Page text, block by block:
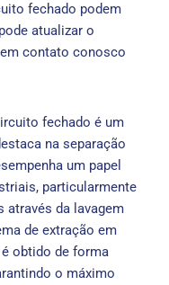
fechado podem
atualizar o
contato conosco
fechado é um
na separação
um papel
particularmente
através da lavagem
de extração em
obtido de forma
o máximo